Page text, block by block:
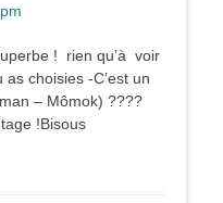
! rien qu’à voir
choisies -C’est un
– Mômok) ????
!Bisous